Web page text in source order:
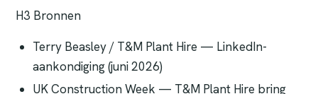
H3 Bronnen
Terry Beasley / T&M Plant Hire — LinkedIn-
aankondiging (juni 2026)
UK Construction Week — T&M Plant Hire bring